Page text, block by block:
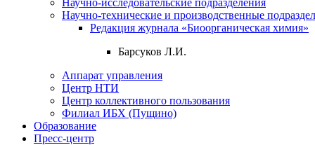
Научно-технические и производственные
Редакция журнала «Биоорганическая химия»
Барсуков Л.И.
Аппарат управления
Центр НТИ
Центр коллективного пользования
Филиал ИБХ (Пущино)
Образование
Пресс-центр